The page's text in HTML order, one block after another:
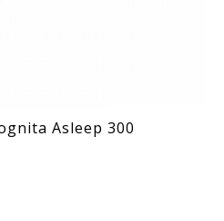
Asleep 300